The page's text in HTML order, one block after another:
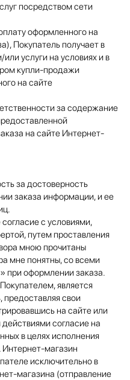
посредством сети
оформленного на
Покупатель получает в
услуги на условиях и в
купли-продажи
на сайте
за содержание
на сайте Интернет-
за достоверность
заказа информации, и ее
с условиями,
путем проставления
мною прочитаны
мне понятны, со всеми
при оформлении заказа.
является
свои
на сайте или
согласие на
в целях исполнения
Интернет-магазин
исключительно в
магазина (отправление